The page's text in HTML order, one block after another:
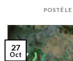
POSTÉ LE
27
Oct